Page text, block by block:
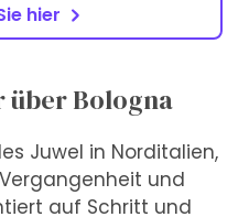
hier
über Bologna
Juwel in Norditalien,
und
auf Schritt und